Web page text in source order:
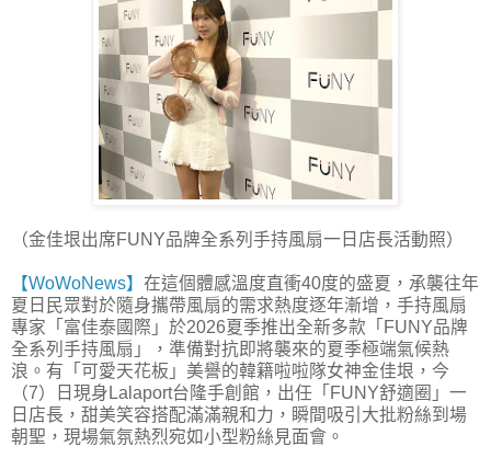
（金佳垠出席FUNY品牌全系列手持風扇一日店長活動照）
【WoWoNews】 在這個體感溫度直衝40度的盛夏，承襲往年
夏日民眾對於隨身攜帶風扇的需求熱度逐年漸增，手持風扇
專家「富佳泰國際」於2026夏季推出全新多款「FUNY品牌
全系列手持風扇」，準備對抗即將襲來的夏季極端氣候熱
浪。有「可愛天花板」美譽的韓籍啦啦隊女神金佳垠，今
（7）日現身Lalaport台隆手創館，出任「FUNY舒適圈」一
日店長，甜美笑容搭配滿滿親和力，瞬間吸引大批粉絲到場
朝聖，現場氣氛熱烈宛如小型粉絲見面會。